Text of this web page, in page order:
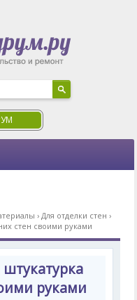
›Для отделки стен ›
стен своими руками
руками